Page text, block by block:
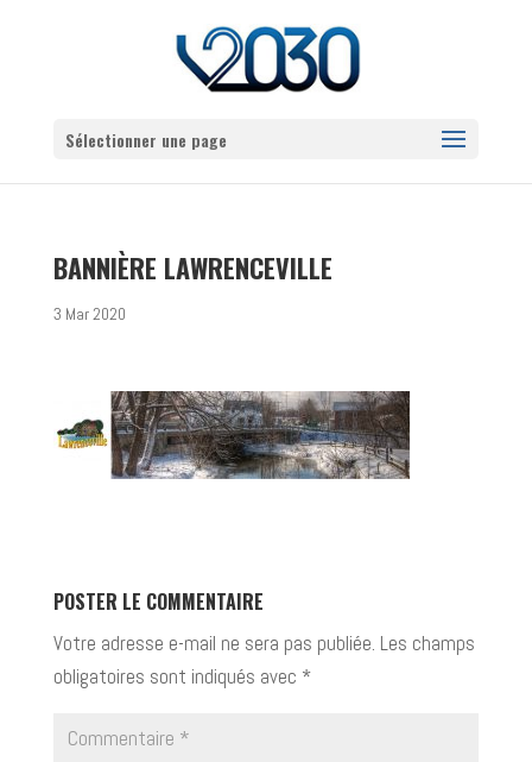
Sélectionner une page
BANNIÈRE LAWRENCEVILLE
3 Mar 2020
POSTER LE COMMENTAIRE
Votre adresse e-mail ne sera pas publiée. Les champs
obligatoires sont indiqués avec *